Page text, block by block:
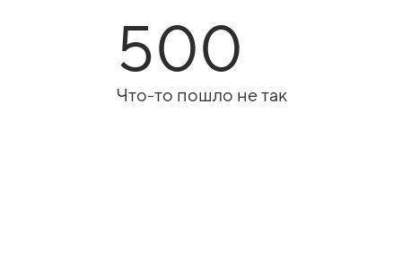
500
Что-то пошло не так